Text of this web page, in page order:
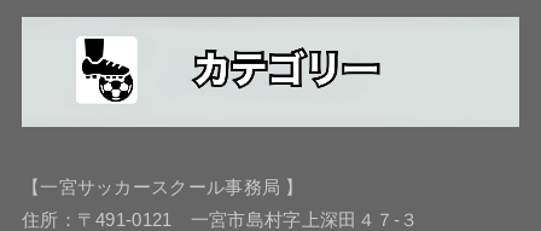
【一宮サッカースクール事務局 】
住所：〒491-0121 一宮市島村字上深田４７-３